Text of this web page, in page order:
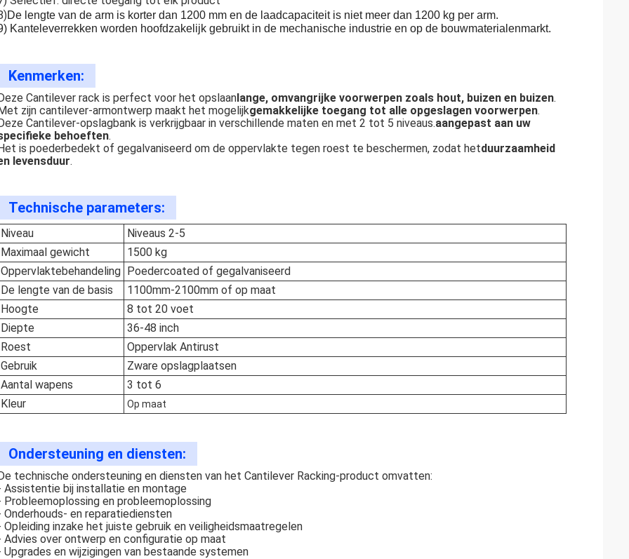
De lengte van de arm is korter dan 1200 mm en de laadcapaciteit is niet meer dan 1200 kg per arm.
Kanteleverrekken worden hoofdzakelijk gebruikt in de mechanische industrie en op de bouwmaterialenmarkt.
Kenmerken:
Cantilever rack is perfect voor het opslaanlange, omvangrijke voorwerpen zoals hout, buizen en buizen.
zijn cantilever-armontwerp maakt het mogelijkgemakkelijke toegang tot alle opgeslagen voorwerpen.
Cantilever-opslagbank is verkrijgbaar in verschillende maten en met 2 tot 5 niveaus.aangepast aan uw
behoeften.
is poederbedekt of gegalvaniseerd om de oppervlakte tegen roest te beschermen, zodat hetduurzaamheid
levensduur.
Technische parameters:
Niveau
Niveaus 2-5
Maximaal gewicht
1500 kg
Oppervlaktebehandeling Poedercoated of gegalvaniseerd
De lengte van de basis
1100mm-2100mm of op maat
Hoogte
8 tot 20 voet
Diepte
36-48 inch
Roest
Oppervlak Antirust
Gebruik
Zware opslagplaatsen
Aantal wapens
3 tot 6
Kleur
Op maat
Ondersteuning en diensten:
technische ondersteuning en diensten van het Cantilever Racking-product omvatten:
Assistentie bij installatie en montage
Probleemoplossing en probleemoplossing
Onderhouds- en reparatiediensten
Opleiding inzake het juiste gebruik en veiligheidsmaatregelen
Advies over ontwerp en configuratie op maat
Upgrades en wijzigingen van bestaande systemen